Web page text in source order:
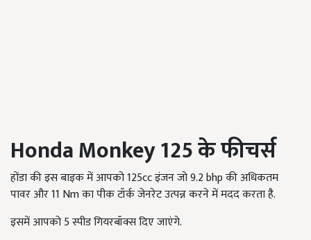
Honda Monkey125के फीचर्स
होंडा की इस बाइक में आपको 125cc इंजन जो 9.2 bhp की अधिकतम
पावर और 11 Nm का पीक टॉर्क जेनरेट उत्पन्न करने में मदद करता है.
इसमें आपको 5स्पीड गियरबॉक्स दिए जाएंगे.